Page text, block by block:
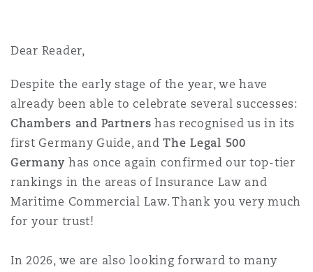
Dear Reader,
Despite the early stage of the year, we have
already been able to celebrate several successes:
Chambers and Partners has recognised us in its
first Germany Guide, andThe Legal 500
Germany has once again confirmed our top-tier
rankings in the areas of Insurance Law and
Maritime Commercial Law. Thank you very much
for your trust!
In 2026, we are also looking forward to many